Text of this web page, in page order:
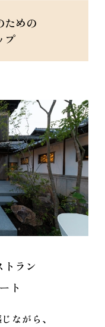
ための
プ
トラン
ト
ながら、